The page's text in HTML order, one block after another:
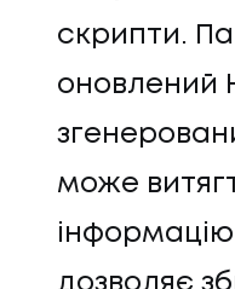
скрипти.
оновлений
може